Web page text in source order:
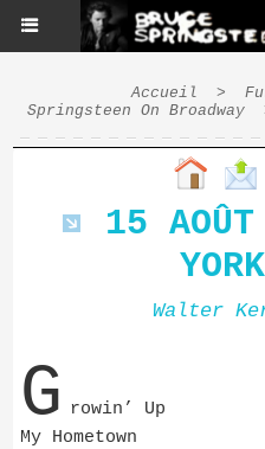
Accueil >
Springsteen On Broadway
15
Walter
G rowin’ Up
My Hometown